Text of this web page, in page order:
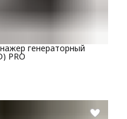
генераторный
PRO